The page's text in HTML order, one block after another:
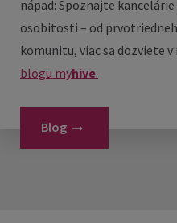
nápad: Spoznajte
osobitosti – od
komunitu, viac sa dozviete
blogu myhive.
Blog